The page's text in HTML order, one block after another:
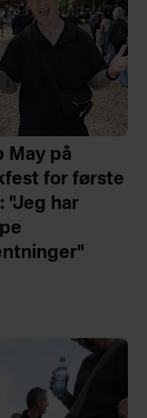
May på
for første
"Jeg har